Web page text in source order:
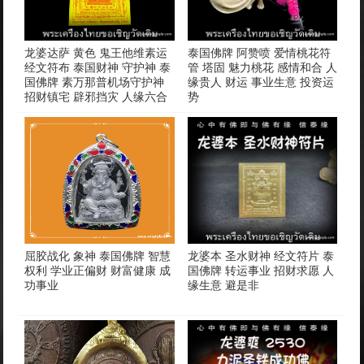
龙婆达萨 黄色 鬼王他维素运
经文符布 泰国财神 守护神 泰
国佛牌 素万那普机场守护神
招财镇宅 辟邪挡灾 人缘六合
泰国佛牌 阿赞喷 爱情桃花符
管 塔固 魅力桃花 感情和合 人
缘贵人 财运 事业生意 投资运
势
屈胶战化 象神 泰国佛牌 智慧
权利 学业正偏财 财富健康 成
功事业
龙婆本 圣水财神 经文符片 泰
国佛牌 转运事业 招财求愿 人
缘生意 避是非